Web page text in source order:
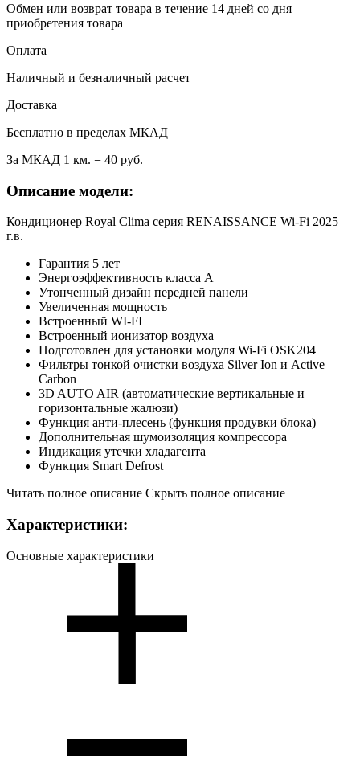
Обмен или возврат товара в течение 14 дней со дня
приобретения товара
Оплата
Наличный и безналичный расчет
Доставка
Бесплатно в пределах МКАД
За МКАД 1 км. = 40 руб.
Описание модели:
Кондиционер Royal Clima серия RENAISSANCE Wi-Fi 2025
г.в.
Гарантия 5 лет
Энергоэффективность класса А
Утонченный дизайн передней панели
Увеличенная мощность
Встроенный WI-FI
Встроенный ионизатор воздуха
Подготовлен для установки модуля Wi-Fi OSK204
Фильтры тонкой очистки воздуха Silver Ion и Active
Carbon
3D AUTO AIR (автоматические вертикальные и
горизонтальные жалюзи)
Функция анти-плесень (функция продувки блока)
Дополнительная шумоизоляция компрессора
Индикация утечки хладагента
Функция Smart Defrost
Читать полное описание Скрыть полное описание
Характеристики:
Основные характеристики